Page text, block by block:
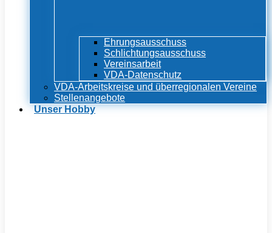
Ehrungsausschuss
Schlichtungsausschuss
Vereinsarbeit
VDA-Datenschutz
VDA-Arbeitskreise und überregionalen Vereine
Stellenangebote
Unser Hobby